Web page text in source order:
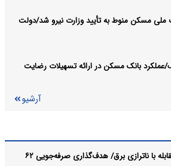
مسکن منوط به تأیید وزارت نیرو شد/دولت
عملکرد بانک مسکن در ارائه تسهیلات رضایت
آرشیو
کولرهای آبی در خط مقدم مقابله با ناترازی برق/ هدف‌گذاری صرفه‌جویی ۶۲